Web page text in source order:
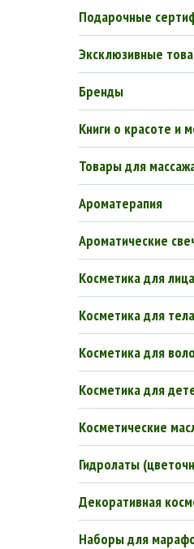
Подарочные
Эксклюзивные
Бренды
Книги о красоте и
Товары для
Ароматерапия
Ароматические
Косметика для лица
Косметика для тела
Косметика для
Косметика для
Косметические
Гидролаты
Декоративная
Наборы для